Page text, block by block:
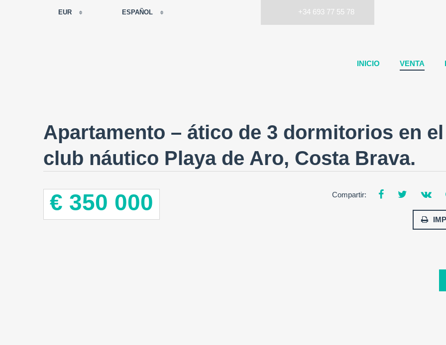
EUR ESPAÑOL +34 693 77 55 78
INICIO VENTA
Apartamento – ático de 3 dormitorios en el
club náutico Playa de Aro, Costa Brava.
€ 350 000 Compartir: